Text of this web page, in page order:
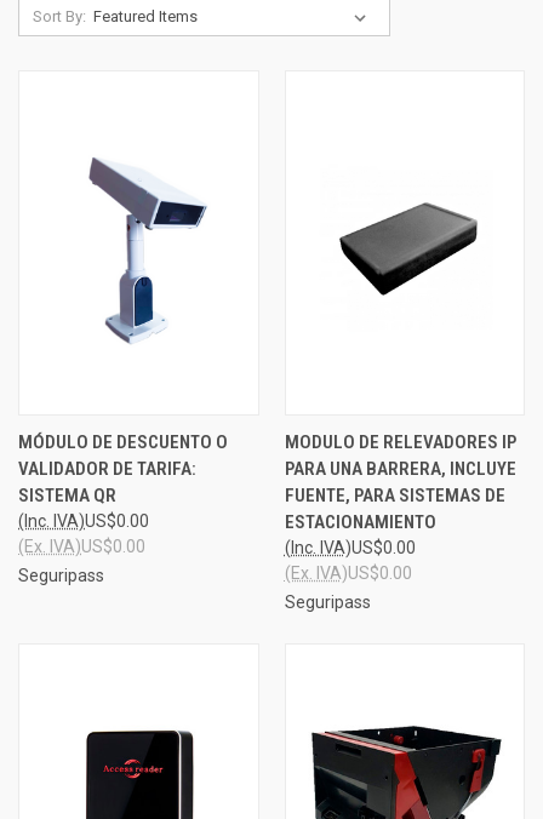
Sort By:
MÓDULO DE DESCUENTO O
VALIDADOR DE TARIFA:
SISTEMA QR
US$0.00
(Inc. IVA)
US$0.00
(Ex. IVA)
Seguripass
MODULO DE RELEVADORES IP
PARA UNA BARRERA, INCLUYE
FUENTE, PARA SISTEMAS DE
ESTACIONAMIENTO
US$0.00
(Inc. IVA)
US$0.00
(Ex. IVA)
Seguripass